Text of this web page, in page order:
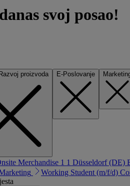
svoj posao!
proizvoda E-Poslovanje
Merchandise 1 1 Düsseldorf (DE)
Working Student (m/f/d)